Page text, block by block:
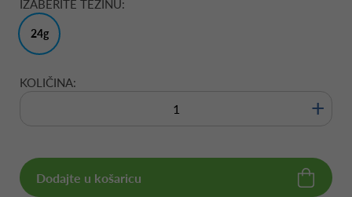
IZABERITE TEŽINU:
24g
KOLIČINA:
+
Dodajte u košaricu